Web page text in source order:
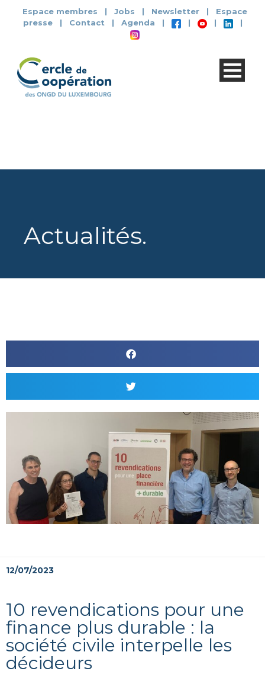
Espace membres | Jobs | Newsletter |
Espace
presse
| Contact | Agenda | | | |
Actualités.
12/07/2023
10 revendications pour une
finance plus durable : la
société civile interpelle les
décideurs